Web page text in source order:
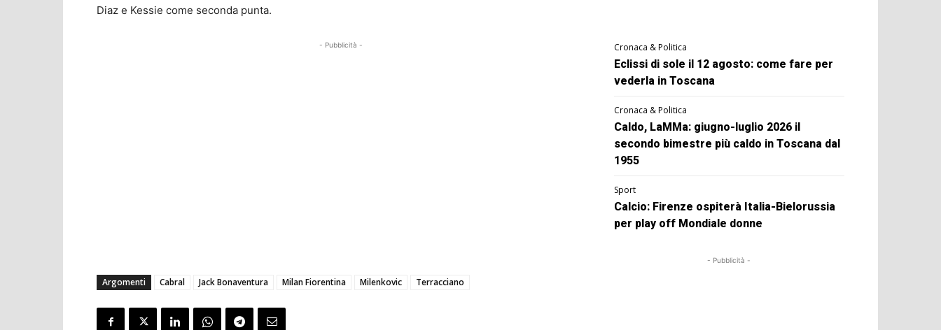
Diaz e Kessie come seconda punta.
- Pubblicità -
Argomenti Cabral Jack Bonaventura Milan Fiorentina Milenkovic Terracciano
Cronaca & Politica
Eclissi di sole il 12 agosto: come fare per
vederla in Toscana
Cronaca & Politica
Caldo, LaMMa: giugno-luglio 2026 il
secondo bimestre più caldo in Toscana dal
1955
Sport
Calcio: Firenze ospiterà Italia-Bielorussia
per play off Mondiale donne
- Pubblicità -